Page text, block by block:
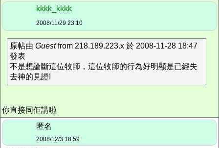
kkkk_kkkk
2008/11/29 23:10
原帖由 Guestfrom 218.189.223.x 於 2008-11-28 18:47
發表
不是想論斷這位牧師，這位牧師的行為好明顯是已經失
去神的見證!
你直接同佢講啦
匿名
2008/12/3 18:59